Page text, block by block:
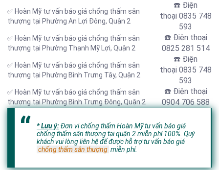
✅ Hoàn Mỹ tư vấn báo giá chống thấm sân
thượng tại Phường An Lợi Đông, Quận 2
☎️ Điện
thoại 0835 748
593
✅ Hoàn Mỹ tư vấn báo giá chống thấm sân
thượng tại Phường Thạnh Mỹ Lợi, Quận 2
☎️ Điện thoại
0825 281 514
✅ Hoàn Mỹ tư vấn báo giá chống thấm sân
thượng tại Phường Bình Trưng Tây, Quận 2
☎️ Điện
thoại 0835 748
593
✅ Hoàn Mỹ tư vấn báo giá chống thấm sân
thượng tại Phường Bình Trưng Đông, Quận 2
☎️ Điện thoại
0904 706 588
* Lưu ý:Đơn vị chống thấm Hoàn Mỹ tư vấn báo giá
chống thấm sân thượng tại quận 2 miễn phí 100%. Quý
khách vui lòng liên hệ để được hỗ trợ tư vấn báo giá
chống thấm sân thượng miễn phí.